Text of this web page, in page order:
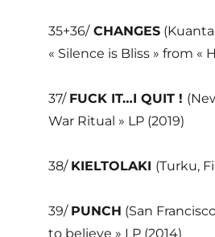
35+36/CHANGES
« Silence is Bliss » from «
37/ FUCK IT…I QUIT !
War Ritual » LP (2019)
38/ KIELTOLAKI (Turku,
39/ PUNCH (San
to believe » LP (2014)